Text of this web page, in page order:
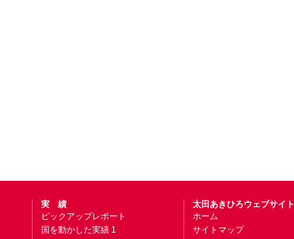
実 績
ピックアップレポート
国を動かした実績 1
太田あきひろウェブサイト
ホーム
サイトマップ